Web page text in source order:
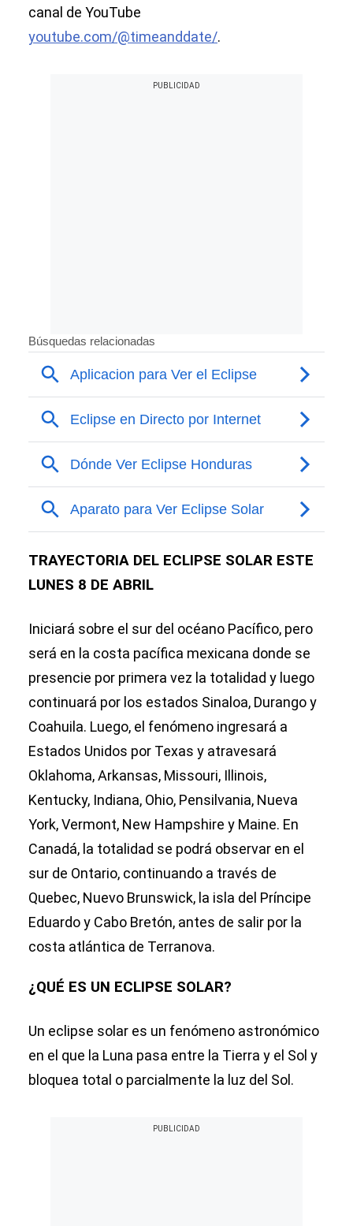
canal de YouTube
youtube.com/@timeanddate/.
TRAYECTORIA DEL ECLIPSE SOLAR ESTE
LUNES 8 DE ABRIL
Iniciará sobre el sur del océano Pacífico, pero
será en la costa pacífica mexicana donde se
presencie por primera vez la totalidad y luego
continuará por los estados Sinaloa, Durango y
Coahuila. Luego, el fenómeno ingresará a
Estados Unidos por Texas y atravesará
Oklahoma, Arkansas, Missouri, Illinois,
Kentucky, Indiana, Ohio, Pensilvania, Nueva
York, Vermont, New Hampshire y Maine. En
Canadá, la totalidad se podrá observar en el
sur de Ontario, continuando a través de
Quebec, Nuevo Brunswick, la isla del Príncipe
Eduardo y Cabo Bretón, antes de salir por la
costa atlántica de Terranova.
¿QUÉ ES UN ECLIPSE SOLAR?
Un eclipse solar es un fenómeno astronómico
en el que la Luna pasa entre la Tierra y el Sol y
bloquea total o parcialmente la luz del Sol.